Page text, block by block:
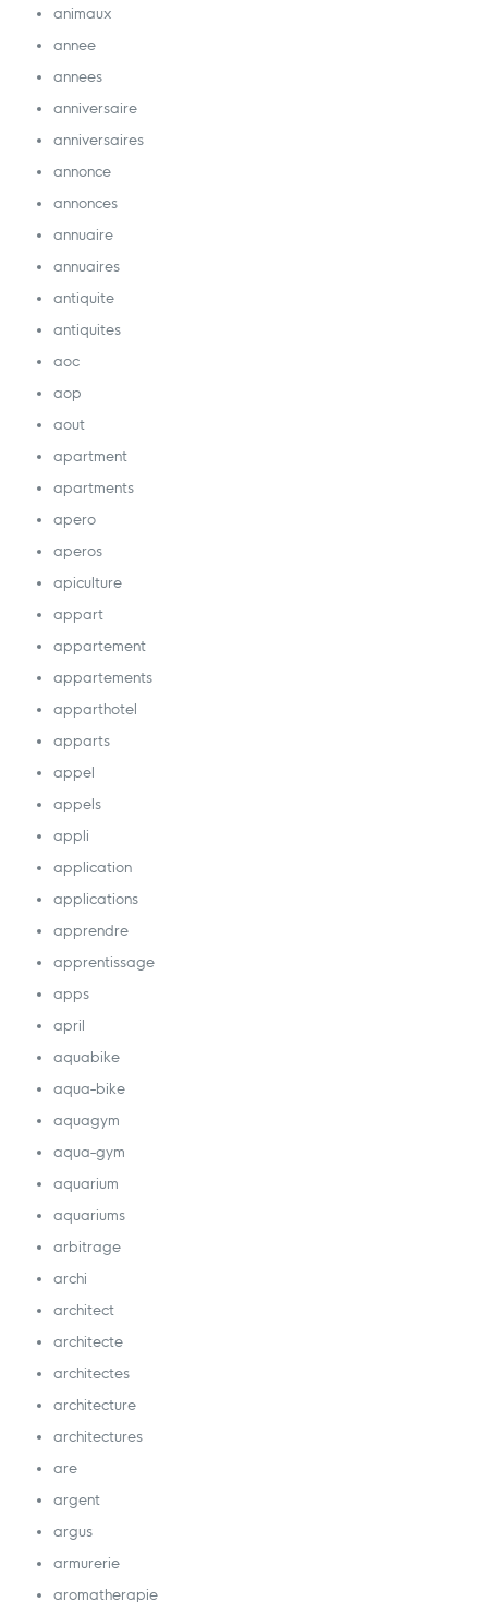
animaux
annee
annees
anniversaire
anniversaires
annonce
annonces
annuaire
annuaires
antiquite
antiquites
aoc
aop
aout
apartment
apartments
apero
aperos
apiculture
appart
appartement
appartements
apparthotel
apparts
appel
appels
appli
application
applications
apprendre
apprentissage
apps
april
aquabike
aqua-bike
aquagym
aqua-gym
aquarium
aquariums
arbitrage
archi
architect
architecte
architectes
architecture
architectures
are
argent
argus
armurerie
aromatherapie